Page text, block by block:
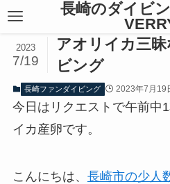
長崎のダイビ
アオリイカ三
ビング
2023
7/19
長崎ファンダイビング 2023年7月19
今日はリクエストで午前中
イカ産卵です。
こんにちは、 長崎市の少人